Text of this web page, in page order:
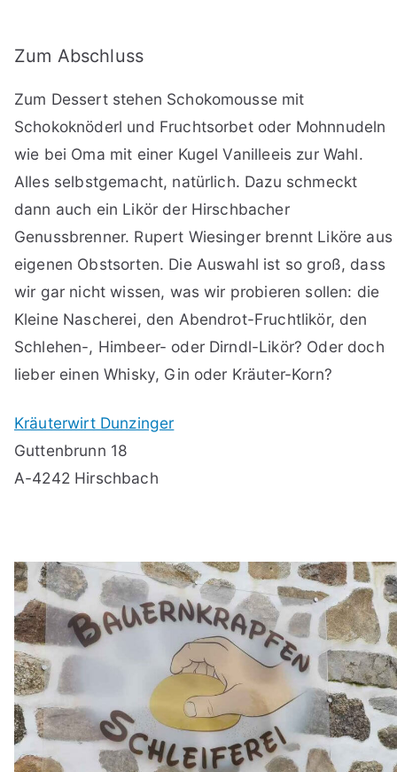
Zum Abschluss
Zum Dessert stehen Schokomousse mit
Schokoknöderl und Fruchtsorbet oder Mohnnudeln
wie bei Oma mit einer Kugel Vanilleeis zur Wahl.
Alles selbstgemacht, natürlich. Dazu schmeckt
dann auch ein Likör der Hirschbacher
Genussbrenner. Rupert Wiesinger brennt Liköre aus
eigenen Obstsorten. Die Auswahl ist so groß, dass
wir gar nicht wissen, was wir probieren sollen: die
Kleine Nascherei, den Abendrot-Fruchtlikör, den
Schlehen-, Himbeer- oder Dirndl-Likör? Oder doch
lieber einen Whisky, Gin oder Kräuter-Korn?
Kräuterwirt Dunzinger
Guttenbrunn 18
A-4242 Hirschbach